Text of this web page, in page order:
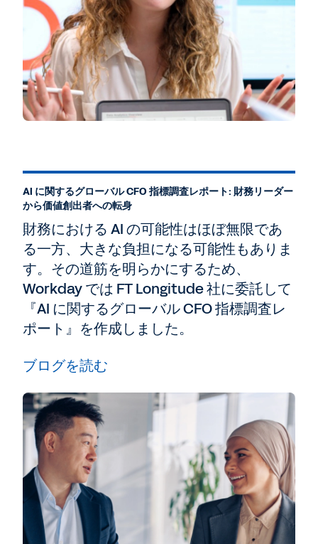
AI に関するグローバル CFO 指標調査レポート: 財務リーダー
から価値創出者への転身
財務における AI の可能性はほぼ無限であ
る一方、大きな負担になる可能性もありま
す。その道筋を明らかにするため、
Workday では FT Longitude 社に委託して
『AI に関するグローバル CFO 指標調査レ
ポート』を作成しました。
ブログを読む